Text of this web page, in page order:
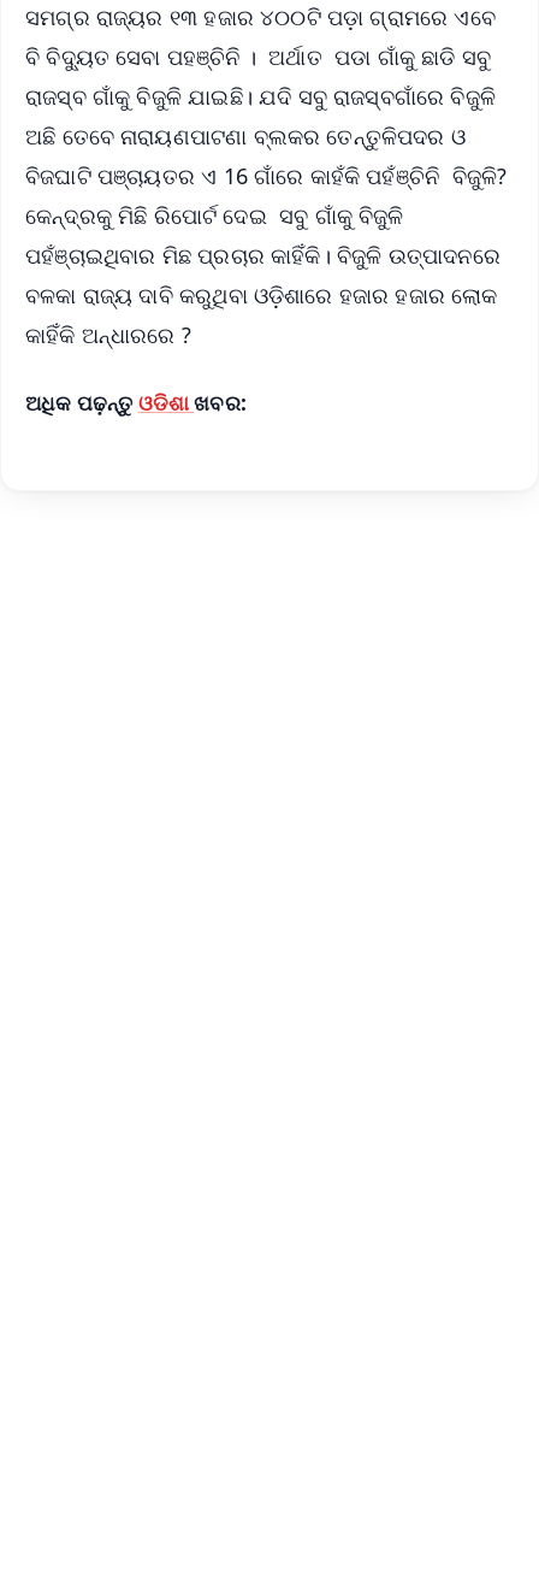
ସମଗ୍ର ରାଜ୍ୟର ୧୩ ହଜାର ୪୦୦ଟି ପଡ଼ା ଗ୍ରାମରେ ଏବେ
ବି ବିଦ୍ୟୁତ ସେବା ପହଞ୍ଚିନି । ଅର୍ଥାତ ପଡା ଗାଁକୁ ଛାଡି ସବୁ
ରାଜସ୍ବ ଗାଁକୁ ବିଜୁଳି ଯାଇଛି। ଯଦି ସବୁ ରାଜସ୍ବଗାଁରେ ବିଜୁଳି
ଅଛି ତେବେ ନାରାୟଣପାଟଣା ବ୍ଲକର ତେନ୍ତୁଳିପଦର ଓ
ବିଜଘାଟି ପଞ୍ଚାୟତର ଏ 16 ଗାଁରେ କାହଁକି ପହଁଞ୍ଚିନି ବିଜୁଳି?
କେନ୍ଦ୍ରକୁ ମିଛି ରିପୋର୍ଟ ଦେଇ ସବୁ ଗାଁକୁ ବିଜୁଳି
ପହଁଞ୍ଚାଇଥିବାର ମିଛ ପ୍ରଚାର କାହିଁକି। ବିଜୁଳି ଉତ୍ପାଦନରେ
ବଳକା ରାଜ୍ୟ ଦାବି କରୁଥିବା ଓଡ଼ିଶାରେ ହଜାର ହଜାର ଲୋକ
କାହିଁକି ଅନ୍ଧାରରେ ?
ଅଧିକ ପଢ଼ନ୍ତୁ ଓଡିଶାଖବର: